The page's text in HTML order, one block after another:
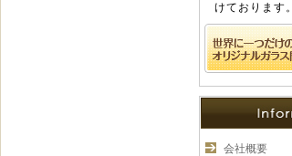
けております。
会社概要